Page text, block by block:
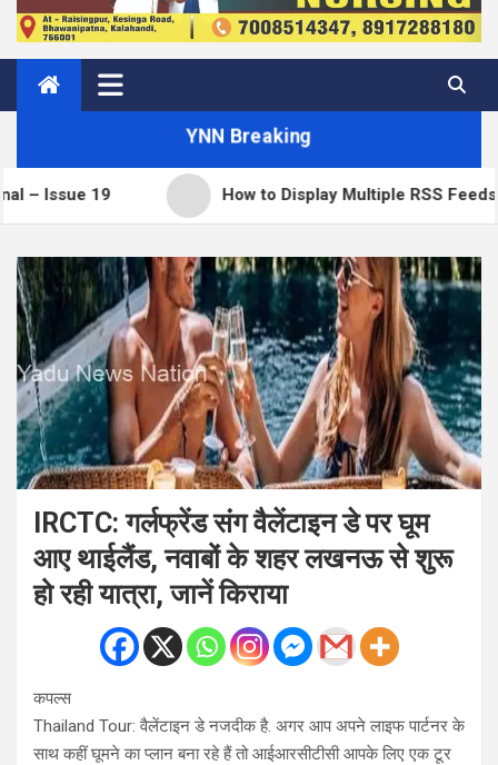
YNN Breaking
How to Display Multiple RSS Feeds on One Page
IRCTC: गर्लफ्रेंड संग वैलेंटाइन डे पर घूम
आए थाईलैंड, नवाबों के शहर लखनऊ से शुरू
हो रही यात्रा, जानें किराया
कपल्स
Thailand Tour: वैलेंटाइन डे नजदीक है. अगर आप अपने लाइफ पार्टनर के
साथ कहीं घूमने का प्लान बना रहे हैं तो आईआरसीटीसी आपके लिए एक टूर